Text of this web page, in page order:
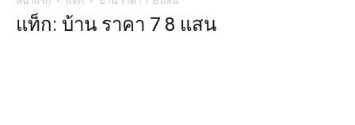
แท็ก: บ้าน ราคา 7 8 แสน